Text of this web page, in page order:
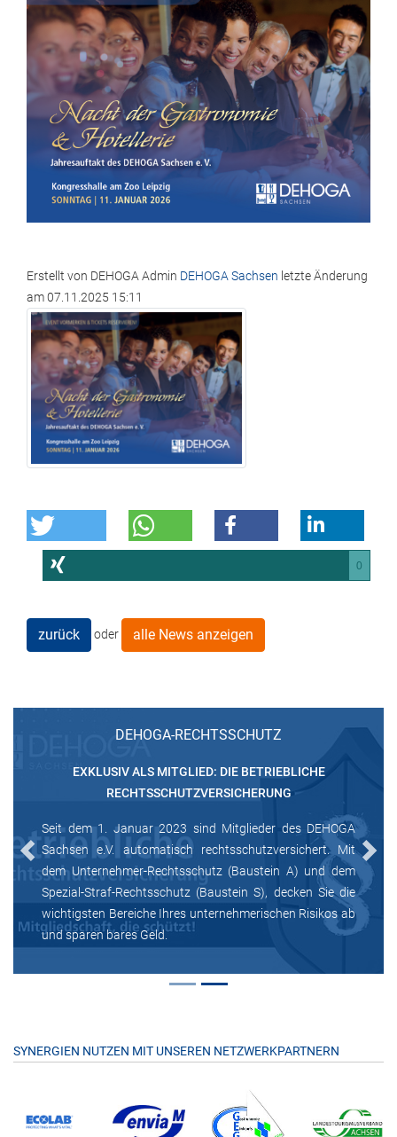
Erstellt von DEHOGA Admin DEHOGA Sachsen letzte Änderung
am07.11.2025 15:11
0
zurück oder alle News anzeigen
DEHOGA-RECHTSSCHUTZ
EXKLUSIV ALS MITGLIED: DIE BETRIEBLICHE
RECHTSSCHUTZVERSICHERUNG
Seit dem 1. Januar 2023 sind Mitglieder des DEHOGA
Sachsen e.V. automatisch rechtsschutzversichert. Mit
dem Unternehmer-Rechtsschutz (Baustein A) und dem
Spezial-Straf-Rechtsschutz (Baustein S), decken Sie die
wichtigsten Bereiche Ihres unternehmerischen Risikos ab
und sparen bares Geld.
Previous Next
SYNERGIEN NUTZEN MIT UNSEREN NETZWERKPARTNERN